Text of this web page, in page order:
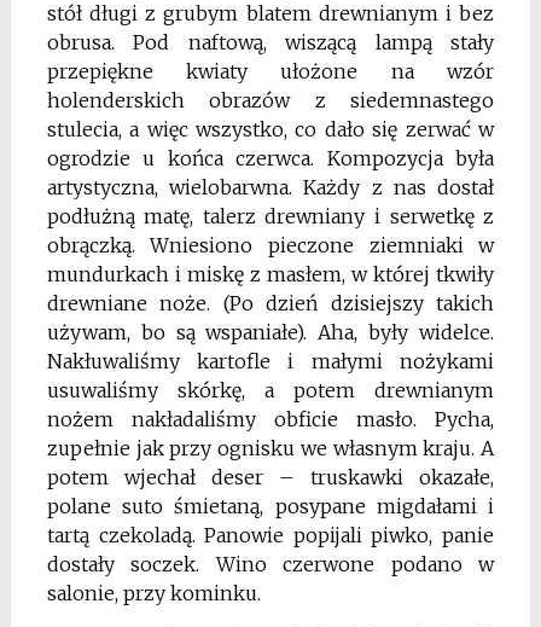
stół długi z grubym blatem drewnianym i bez
obrusa. Pod naftową, wiszącą lampą stały
przepiękne kwiaty ułożone na wzór
holenderskich obrazów z siedemnastego
stulecia, a więc wszystko, co dało się zerwać w
ogrodzie u końca czerwca. Kompozycja była
artystyczna, wielobarwna. Każdy z nas dostał
podłużną matę, talerz drewniany i serwetkę z
obrączką. Wniesiono pieczone ziemniaki w
mundurkach i miskę z masłem, w której tkwiły
drewniane noże. (Po dzień dzisiejszy takich
używam, bo są wspaniałe). Aha, były widelce.
Nakłuwaliśmy kartofle i małymi nożykami
usuwaliśmy skórkę, a potem drewnianym
nożem nakładaliśmy obficie masło. Pycha,
zupełnie jak przy ognisku we własnym kraju. A
potem wjechał deser – truskawki okazałe,
polane suto śmietaną, posypane migdałami i
tartą czekoladą. Panowie popijali piwko, panie
dostały soczek. Wino czerwone podano w
salonie, przy kominku.